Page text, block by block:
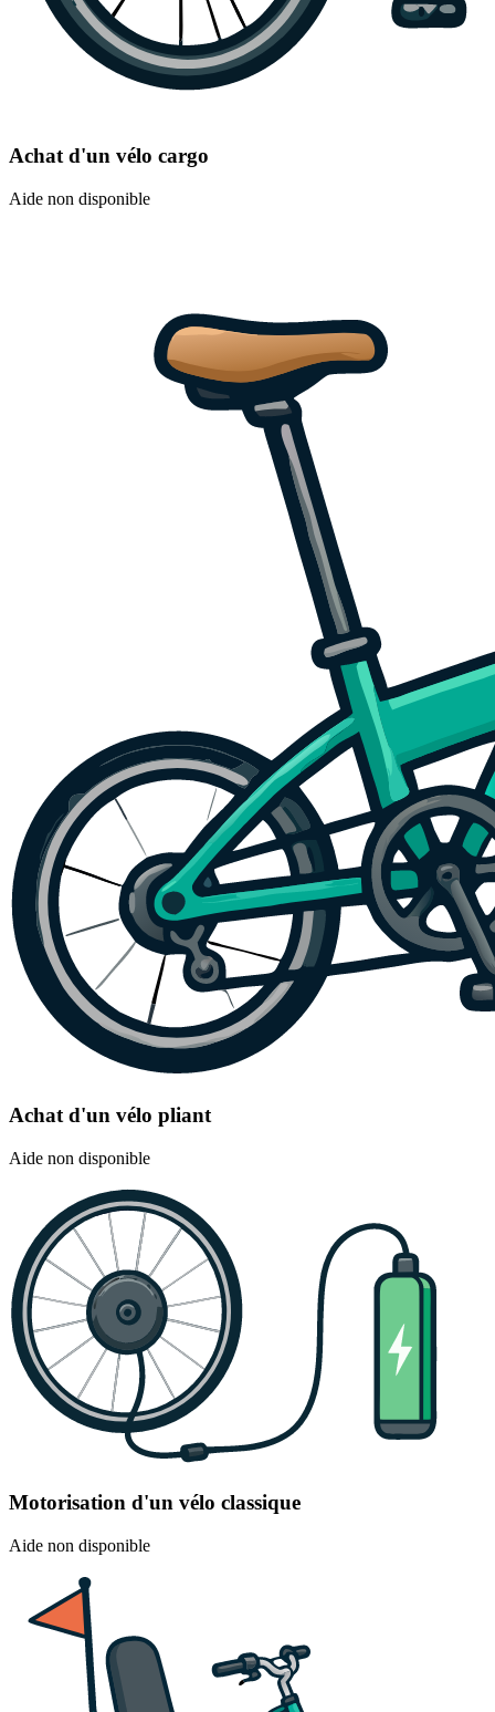
Achat d'un vélo cargo
Aide non disponible
Achat d'un vélo pliant
Aide non disponible
Motorisation d'un vélo classique
Aide non disponible